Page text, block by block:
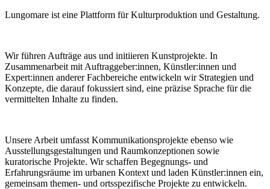
Lungomare ist eine Plattform für Kulturproduktion und Gestaltung.
Wir führen Aufträge aus und initiieren Kunstprojekte. In
Zusammenarbeit mit Auftraggeber:innen, Künstler:innen und
Expert:innen anderer Fachbereiche entwickeln wir Strategien und
Konzepte, die darauf fokussiert sind, eine präzise Sprache für die
vermittelten Inhalte zu finden.
Unsere Arbeit umfasst Kommunikationsprojekte ebenso wie
Ausstellungsgestaltungen und Raumkonzeptionen sowie
kuratorische Projekte. Wir schaffen Begegnungs- und
Erfahrungsräume im urbanen Kontext und laden Künstler:innen ein,
gemeinsam themen- und ortsspezifische Projekte zu entwickeln.